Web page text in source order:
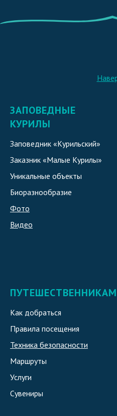
ЗАПОВЕДНЫЕ
КУРИЛЫ
Заповедник «Курильский»
Заказник «Малые Курилы»
Уникальные объекты
Биоразнообразие
Фото
Видео
ПУТЕШЕСТВЕННИКАМ
Как добраться
Правила посещения
Техника безопасности
Маршруты
Услуги
Сувениры